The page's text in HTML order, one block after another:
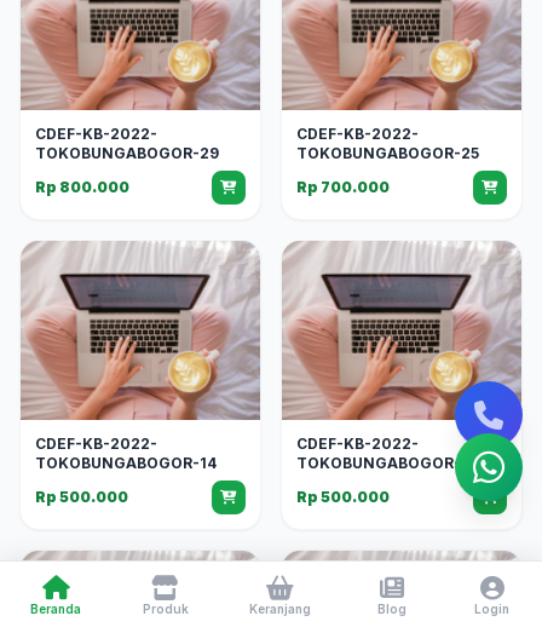
CDEF-KB-2022-
TOKOBUNGABOGOR-29
Rp 800.000
CDEF-KB-2022-
TOKOBUNGABOGOR-25
Rp 700.000
CDEF-KB-2022-
TOKOBUNGABOGOR-14
Rp 500.000
CDEF-KB-2022-
TOKOBUNGABOGOR-13
Rp 500.000
Beranda Produk Keranjang Blog Login